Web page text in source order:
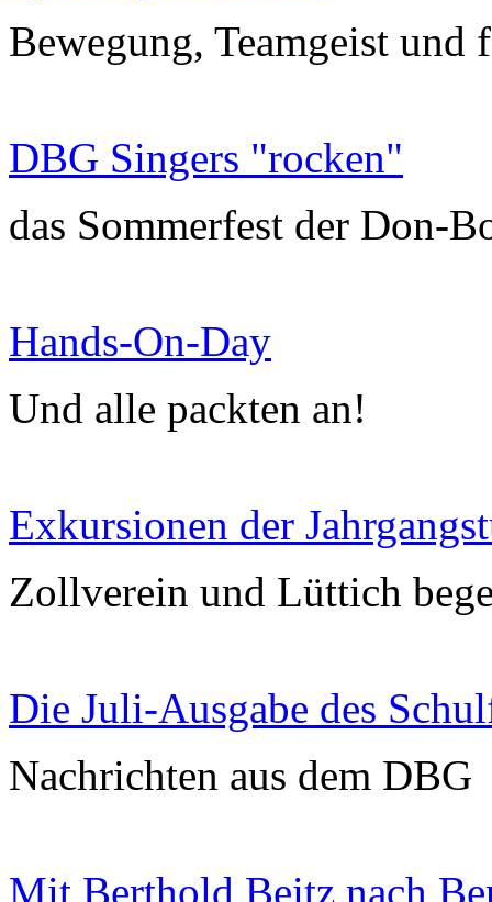
Bewegung, Teamgeist und
DBG Singers "rocken"
das Sommerfest der Don-
Hands-On-Day
Und alle packten an!
Exkursionen der
Zollverein und Lüttich
Die Juli-Ausgabe des
Nachrichten aus dem DBG
Mit Berthold Beitz nach